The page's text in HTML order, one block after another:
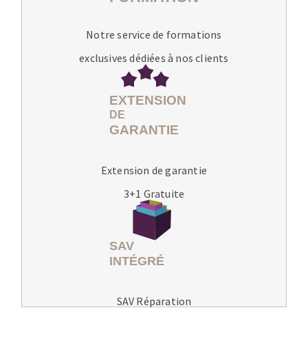
Notre service de formations
exclusives dédiées à nos clients
Extension de garantie
3+1 Gratuite
SAV Réparation